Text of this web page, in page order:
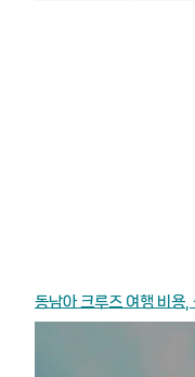
동남아 크루즈 여행 비용